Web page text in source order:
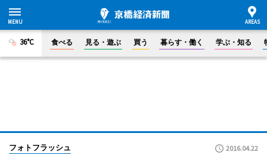
36°C 食べる 見る・遊ぶ 買う 暮らす・働く 学ぶ・知る
フォトフラッシュ 2016.04.22